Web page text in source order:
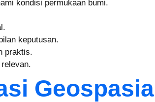
kondisi permukaan bumi.
keputusan.
praktis.